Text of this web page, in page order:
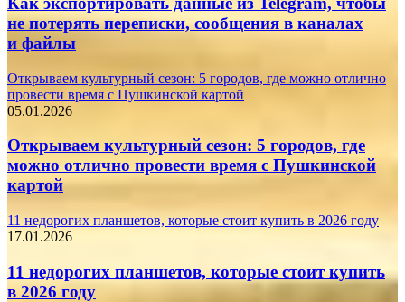
не потерять переписки, сообщения в каналах
и файлы
Открываем культурный сезон: 5 городов, где можно отлично
провести время с Пушкинской картой
05.01.2026
Открываем культурный сезон: 5 городов, где
можно отлично провести время с Пушкинской
картой
11 недорогих планшетов, которые стоит купить в 2026 году
17.01.2026
11 недорогих планшетов, которые стоит купить
в 2026 году